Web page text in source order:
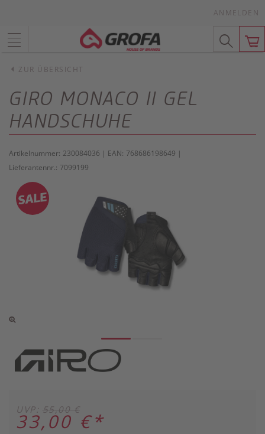
ANMELDEN
ZUR ÜBERSICHT
GIRO MONACO II GEL
HANDSCHUHE
Artikelnummer: 230084036 | EAN: 768686198649 |
Lieferantennr.: 7099199
UVP: 55,00 €
33,00 €*